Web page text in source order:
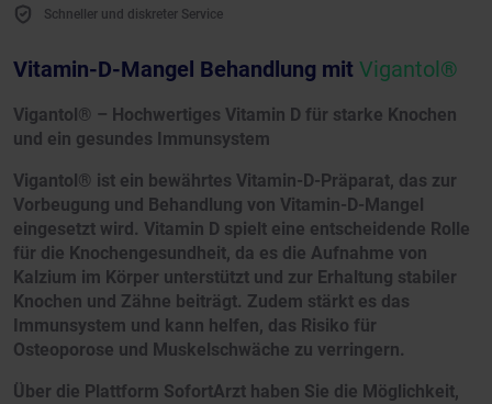
Schneller und diskreter Service
Vitamin-D-Mangel Behandlung mit Vigantol®
Vigantol® – Hochwertiges Vitamin D für starke Knochen
und ein gesundes Immunsystem
Vigantol® ist ein bewährtes Vitamin-D-Präparat, das zur
Vorbeugung und Behandlung von Vitamin-D-Mangel
eingesetzt wird. Vitamin D spielt eine entscheidende Rolle
für die Knochengesundheit, da es die Aufnahme von
Kalzium im Körper unterstützt und zur Erhaltung stabiler
Knochen und Zähne beiträgt. Zudem stärkt es das
Immunsystem und kann helfen, das Risiko für
Osteoporose und Muskelschwäche zu verringern.
Über die Plattform SofortArzt haben Sie die Möglichkeit,